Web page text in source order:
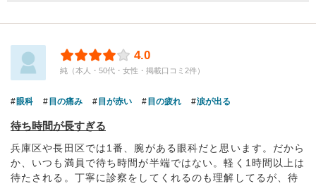
4.0
純（本人・50代・女性・掲載口コミ2件）
眼科 目の痛み 目が赤い 目の疲れ 涙が出る
待ち時間が長すぎる
兵庫区や長田区では1番、腕がある眼科だと思います。だから
か、いつも満員で待ち時間が半端ではない。軽く1時間以上は
待たされる。丁寧に診察をしてくれるのも理解してるが、待